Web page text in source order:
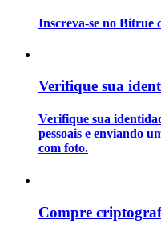
Guia
Guia para iniciantes em
Inscreva-se no Bitrue
Verifique sua
Verifique sua
pessoais e enviando
com foto.
Compre